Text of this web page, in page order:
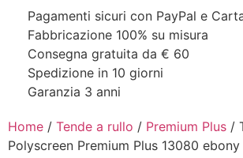
Pagamenti sicuri con PayPal e
Fabbricazione 100% su misura
Consegna gratuita da € 60
Spedizione in 10 giorni
Garanzia 3 anni
Home / Tende a rullo / Premium Plus /
Polyscreen Premium Plus 13080 ebony